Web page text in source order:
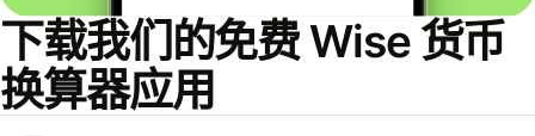
下载我们的免费 Wise 货币
换算器应用